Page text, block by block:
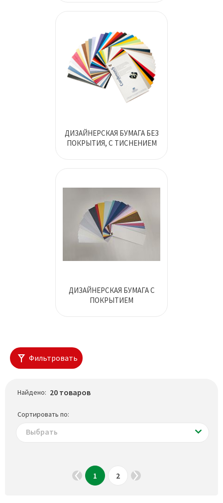
ДИЗАЙНЕРСКАЯ БУМАГА БЕЗ
ПОКРЫТИЯ, С ТИСНЕНИЕМ
ДИЗАЙНЕРСКАЯ БУМАГА С
ПОКРЫТИЕМ
Фильтровать
Найдено: 20 товаров
Сортировать по:
Выбрать
1 2